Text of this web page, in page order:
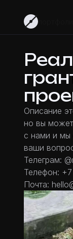
портфолио
Описание
но вы
с нами и мы
ваши
Телеграм:
Телефон:
Почта: